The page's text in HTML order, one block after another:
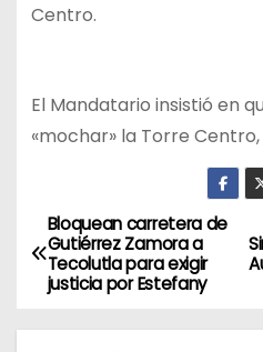
Centro.
El Mandatario insistió en
«mochar» la Torre Centro,
N
a
v
Bloquean carretera de
Gutiérrez Zamora a
Tecolutla para exigir
justicia por Estefany